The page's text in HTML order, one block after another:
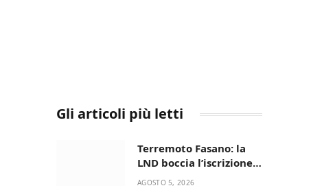
Gli articoli più letti
Terremoto Fasano: la
LND boccia l’iscrizione,
biancazzurri fuori dalla
AGOSTO 5, 2026